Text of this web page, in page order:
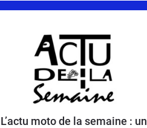
L’actu moto de la semaine : un